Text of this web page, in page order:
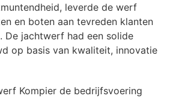
leverde de werf
en boten aan tevreden klanten
De jachtwerf had een solide
op basis van kwaliteit, innovatie
Kompier de bedrijfsvoering